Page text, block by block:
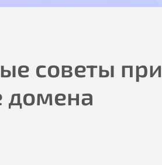
советы при
домена